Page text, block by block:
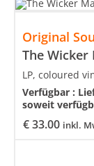
Original
The Wicker
€33.00 inkl.
LP, coloured
Verfügbar :
soweit